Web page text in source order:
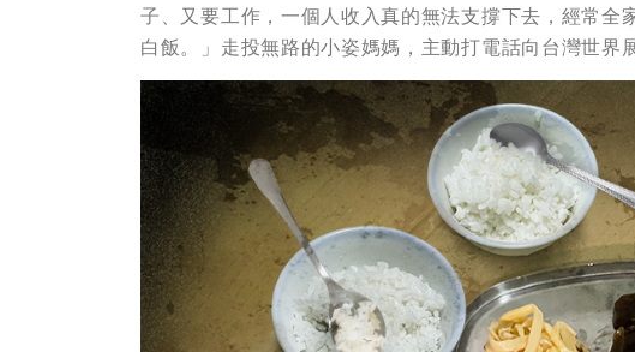
子、又要工作，一個人收入真的無法支撐下去，經常
白飯。」走投無路的小姿媽媽，主動打電話向台灣世界